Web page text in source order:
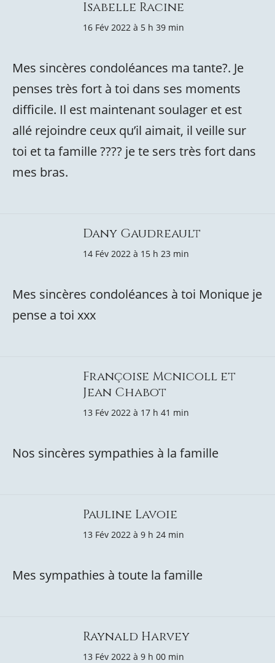
Isabelle Racine
16 Fév 2022 à 5 h 39 min
Mes sincères condoléances ma tante?. Je
penses très fort à toi dans ses moments
difficile. Il est maintenant soulager et est
allé rejoindre ceux qu’il aimait, il veille sur
toi et ta famille ???? je te sers très fort dans
mes bras.
Dany Gaudreault
14 Fév 2022 à 15 h 23 min
Mes sincères condoléances à toi Monique je
pense a toi xxx
Françoise Mcnicoll et
Jean Chabot
13 Fév 2022 à 17 h 41 min
Nos sincères sympathies à la famille
Pauline Lavoie
13 Fév 2022 à 9 h 24 min
Mes sympathies à toute la famille
Raynald Harvey
13 Fév 2022 à 9 h 00 min